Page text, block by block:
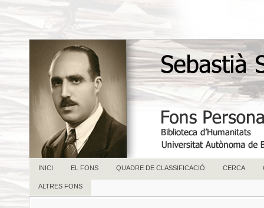
INICI EL FONS QUADRE DE CLASSIFICACIÓ CERCA
ALTRES FONS